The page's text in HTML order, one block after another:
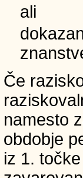
ali
Če
namesto
obdobje
iz 1.